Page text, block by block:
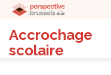
Accrochage
scolaire